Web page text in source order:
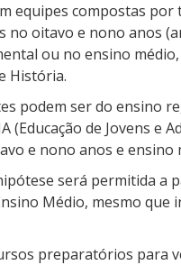
equipes compostas
no oitavo e nono anos
ou no ensino
História.
podem ser do ensino
(Educação de Jovens e
e nono anos e ensino
será permitida a
Médio, mesmo que
preparatórios para